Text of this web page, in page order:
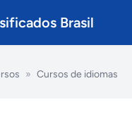
Brasil
» Cursos de idiomas